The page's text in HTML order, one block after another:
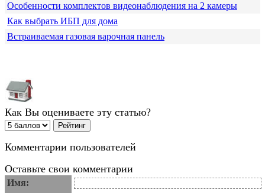
Особенности комплектов видеонаблюдения на 2 камеры
Как выбрать ИБП для дома
Встраиваемая газовая варочная панель
Как Вы оцениваете эту статью?
Комментарии пользователей
Оставьте свои комментарии
Имя: